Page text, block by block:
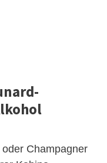
Champagner